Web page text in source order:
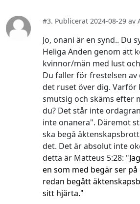
#3. Publicerat 2024-08-29 av
Jo, onani är en synd.. Du
Heliga Anden genom att
kvinnor/män med lust
Du faller för frestelsen
det ruset över dig. Varför
smutsig och skäms efter
du? Det står inte
inte onanera". Däremot
ska begå
det. Det är absolut inte
detta är Matteus 5:28: "
en som med begär ser
redan begått
sitt hjärta."